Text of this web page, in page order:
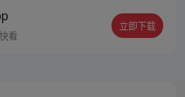
看
立即下载